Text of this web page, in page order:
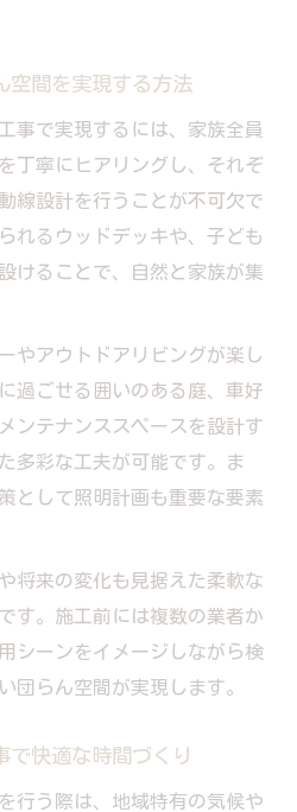
空間を実現する方法
事で実現するには、家族全員
丁寧にヒアリングし、それぞ
線設計を行うことが不可欠で
れるウッドデッキや、子ども
けることで、自然と家族が集
やアウトドアリビングが楽し
過ごせる囲いのある庭、車好
ンテナンススペースを設計す
多彩な工夫が可能です。ま
として照明計画も重要な要素
将来の変化も見据えた柔軟な
す。施工前には複数の業者か
シーンをイメージしながら検
団らん空間が実現します。
で快適な時間づくり
行う際は、地域特有の気候や